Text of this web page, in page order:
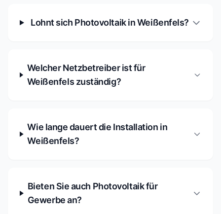
Lohnt sich Photovoltaik in Weißenfels?
Welcher Netzbetreiber ist für
Weißenfels zuständig?
Wie lange dauert die Installation in
Weißenfels?
Bieten Sie auch Photovoltaik für
Gewerbe an?